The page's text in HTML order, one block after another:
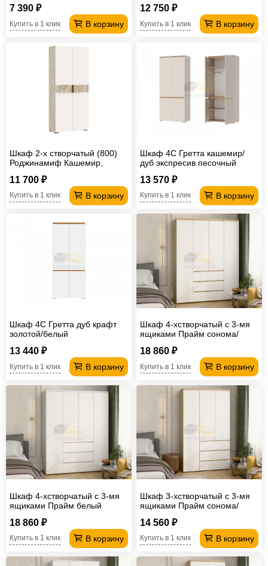
7 390 ₽
В корзину
Купить в 1 клик
12 750 ₽
В корзину
Купить в 1 клик
Шкаф 2-х створчатый (800)
Роджинамиф Кашемир,
11 700 ₽
В корзину
Купить в 1 клик
Шкаф 4С Гретта кашемир/
дуб экспресив песочный
13 570 ₽
В корзину
Купить в 1 клик
Шкаф 4С Гретта дуб крафт
золотой/белый
13 440 ₽
В корзину
Купить в 1 клик
Шкаф 4-хстворчатый с 3-мя
ящиками Прайм сонома/
18 860 ₽
В корзину
Купить в 1 клик
Шкаф 4-хстворчатый с 3-мя
ящиками Прайм белый
18 860 ₽
В корзину
Купить в 1 клик
Шкаф 3-хстворчатый с 3-мя
ящиками Прайм сонома/
14 560 ₽
В корзину
Купить в 1 клик